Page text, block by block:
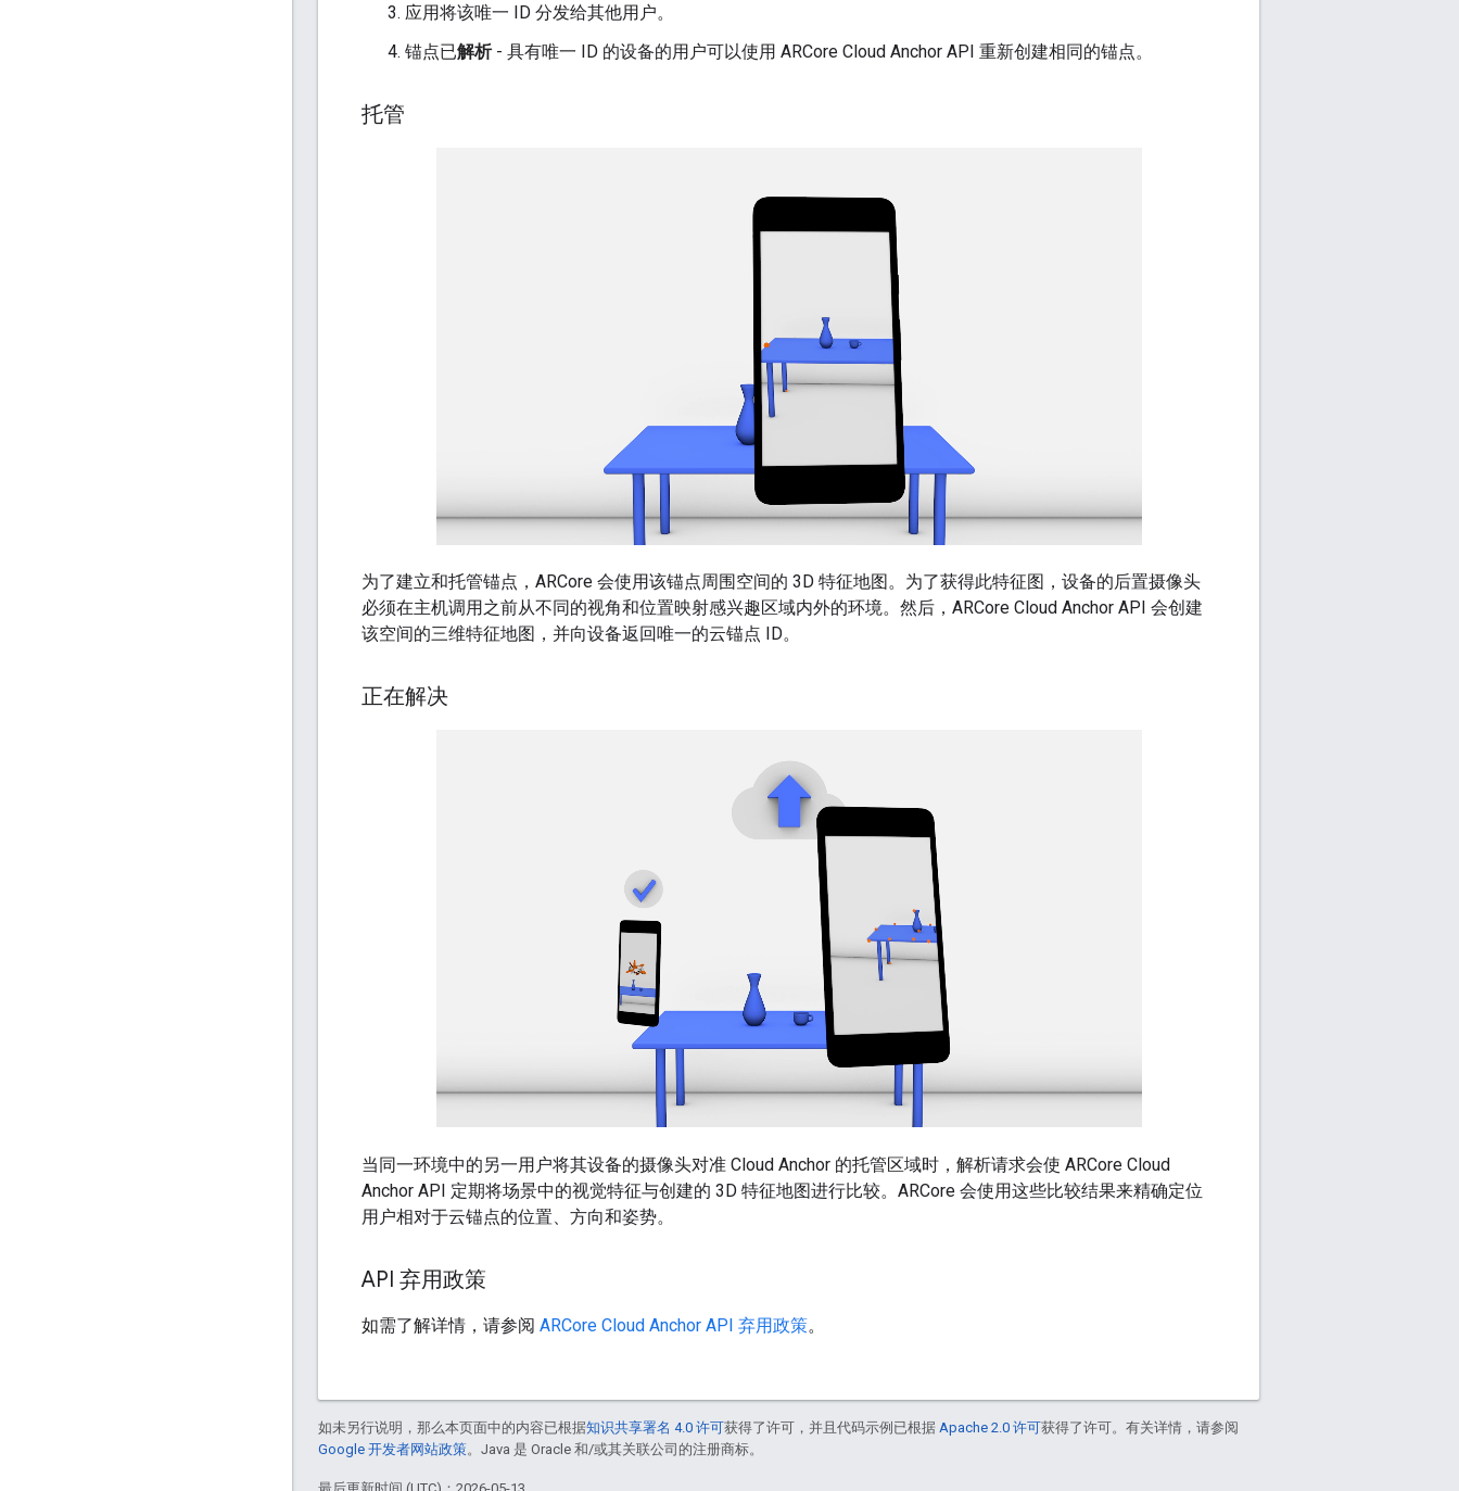
应用将该唯一 ID 分发给其他用户。
锚点已解析- 具有唯一 ID 的设备的用户可以使用 ARCore Cloud Anchor API 重新创建相同的锚点。
托管
为了建立和托管锚点，ARCore 会使用该锚点周围空间的 3D 特征地图。为了获得此特征图，设备的后置摄像头
必须在主机调用之前从不同的视角和位置映射感兴趣区域内外的环境。然后，ARCore Cloud Anchor API 会创建
该空间的三维特征地图，并向设备返回唯一的云锚点 ID。
正在解决
当同一环境中的另一用户将其设备的摄像头对准 Cloud Anchor 的托管区域时，解析请求会使 ARCore Cloud
Anchor API 定期将场景中的视觉特征与创建的 3D 特征地图进行比较。ARCore 会使用这些比较结果来精确定位
用户相对于云锚点的位置、方向和姿势。
API 弃用政策
如需了解详情，请参阅 ARCore Cloud Anchor API 弃用政策。
如未另行说明，那么本页面中的内容已根据知识共享署名 4.0 许可获得了许可，并且代码示例已根据 Apache 2.0 许可获得了许可。有关详情，请参阅
Google 开发者网站政策。Java 是 Oracle 和/或其关联公司的注册商标。